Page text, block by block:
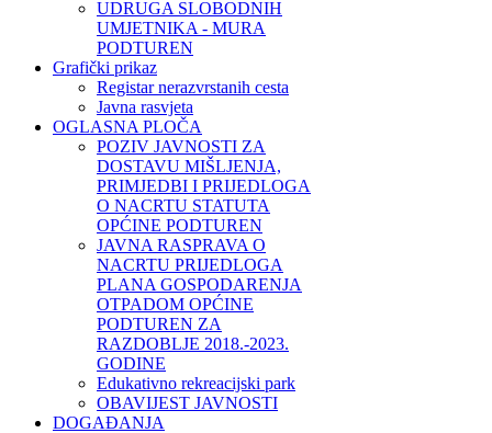
UDRUGA SLOBODNIH
UMJETNIKA - MURA
PODTUREN
Grafički prikaz
Registar nerazvrstanih cesta
Javna rasvjeta
OGLASNA PLOČA
POZIV JAVNOSTI ZA
DOSTAVU MIŠLJENJA,
PRIMJEDBI I PRIJEDLOGA
O NACRTU STATUTA
OPĆINE PODTUREN
JAVNA RASPRAVA O
NACRTU PRIJEDLOGA
PLANA GOSPODARENJA
OTPADOM OPĆINE
PODTUREN ZA
RAZDOBLJE 2018.-2023.
GODINE
Edukativno rekreacijski park
OBAVIJEST JAVNOSTI
DOGAĐANJA